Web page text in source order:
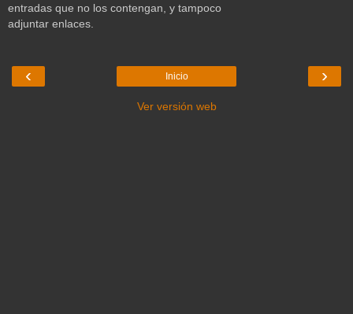
entradas que no los contengan, y tampoco
adjuntar enlaces.
‹ ›
Inicio
Ver versión web